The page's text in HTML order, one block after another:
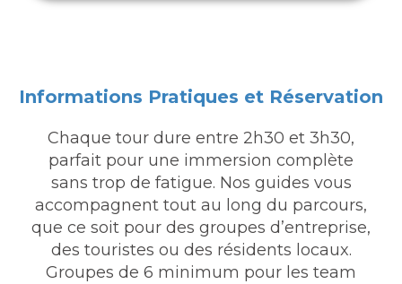
Informations Pratiques et Réservation
Chaque tour dure entre 2h30 et 3h30,
parfait pour une immersion complète
sans trop de fatigue. Nos guides vous
accompagnent tout au long du parcours,
que ce soit pour des groupes d’entreprise,
des touristes ou des résidents locaux.
Groupes de 6 minimum pour les team